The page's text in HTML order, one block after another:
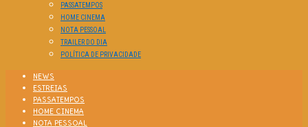
PASSATEMPOS
HOME CINEMA
NOTA PESSOAL
TRAILER DO DIA
POLÍTICA DE PRIVACIDADE
NEWS
ESTREIAS
PASSATEMPOS
HOME CINEMA
NOTA PESSOAL